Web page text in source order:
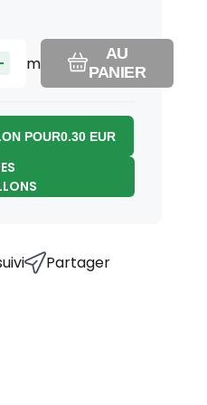
m
AU
PANIER
POUR0.30 EUR
Partager